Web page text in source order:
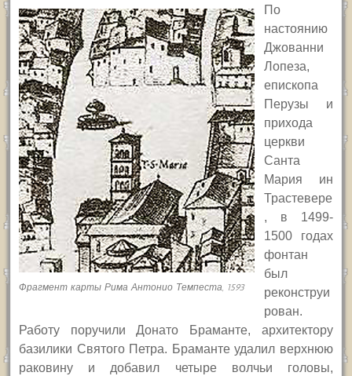
Фрагмент карты Рима Антонио Темпеста, 1593
По
настоянию
Джованни
Лопеза,
епископа
Перузы и
прихода
церкви
Санта
Мария ин
Трастевере
, в 1499-
1500 годах
фонтан
был
реконструи
рован.
Работу поручили Донато Браманте, архитектору
базилики Святого Петра. Браманте удалил верхнюю
раковину и добавил четыре волчьи головы,